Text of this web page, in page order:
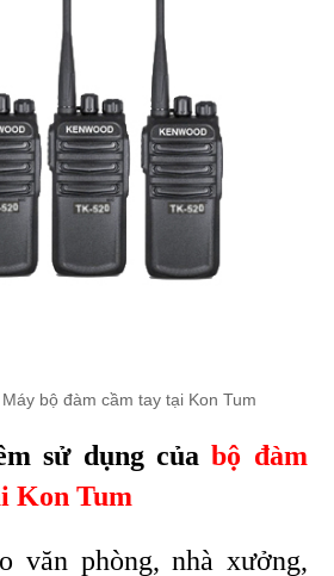
cầm tay tại Kon Tum
sử dụng củabộ đàm
Kon Tum
văn phòng, nhà xưởng,